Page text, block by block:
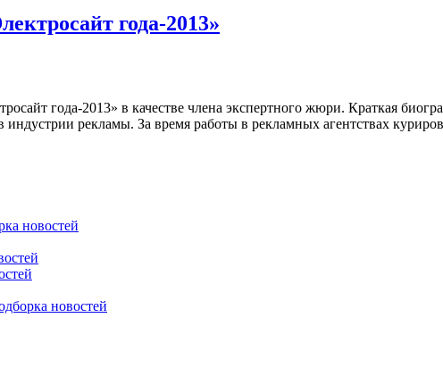
года-2013»
года-2013» в качестве члена экспертного жюри. Краткая
рекламы. За время работы в рекламных агентствах
новостей
новостей